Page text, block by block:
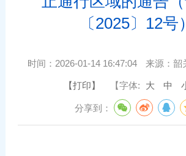
〔2025〕12号）
时间： 2026-01-14 16:47:04 来源： 韶
【打印】 【字体: 大 中
分享到：